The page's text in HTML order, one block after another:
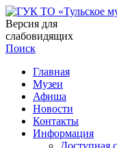
Версия для
слабовидящих
Поиск
Главная
Музеи
Афиша
Новости
Контакты
Информация
Доступная